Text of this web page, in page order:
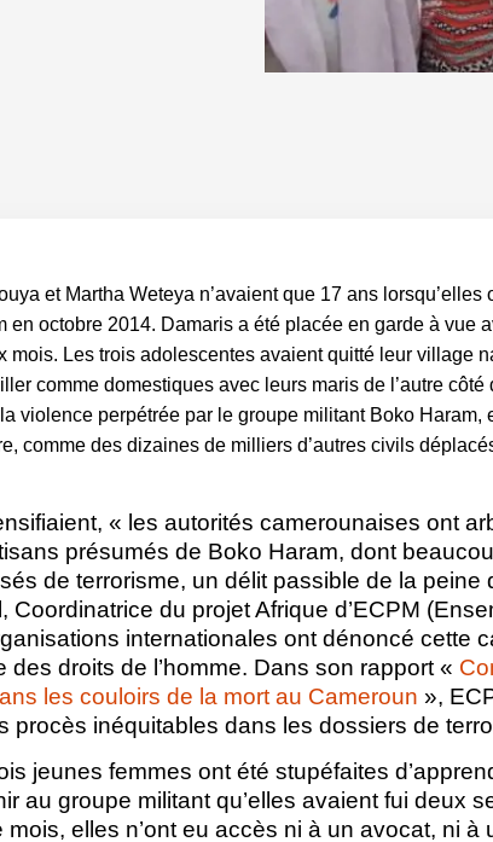
et Martha Weteya n’avaient que 17 ans lorsqu’elles
en octobre 2014. Damaris a été placée en garde à vue
mois. Les trois adolescentes avaient quitté leur village
comme domestiques avec leurs maris de l’autre côté
violence perpétrée par le groupe militant Boko Haram,
comme des dizaines de milliers d’autres civils
« les autorités camerounaises ont
présumés de Boko Haram, dont
de terrorisme, un délit passible de la peine
du projet Afrique d’ECPM
internationales ont dénoncé cette
droits de l’homme. Dans son rapport «
les couloirs de la mort au Cameroun »,
procès inéquitables dans les dossiers de
jeunes femmes ont été stupéfaites
au groupe militant qu’elles avaient fui deux
elles n’ont eu accès ni à un avocat, ni à